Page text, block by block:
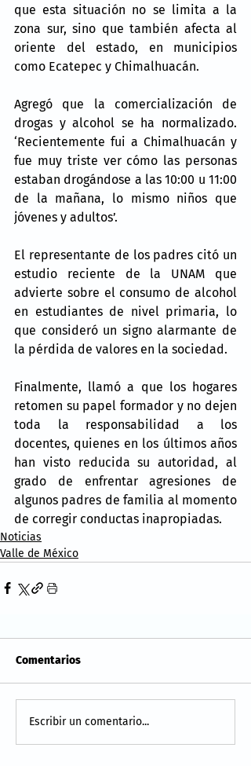
que esta situación no se limita a la
zona sur, sino que también afecta al
oriente del estado, en municipios
como Ecatepec y Chimalhuacán.
Agregó que la comercialización de
drogas y alcohol se ha normalizado.
‘Recientemente fui a Chimalhuacán y
fue muy triste ver cómo las personas
estaban drogándose a las 10:00 u 11:00
de la mañana, lo mismo niños que
jóvenes y adultos’.
El representante de los padres citó un
estudio reciente de la UNAM que
advierte sobre el consumo de alcohol
en estudiantes de nivel primaria, lo
que consideró un signo alarmante de
la pérdida de valores en la sociedad.
Finalmente, llamó a que los hogares
retomen su papel formador y no dejen
toda la responsabilidad a los
docentes, quienes en los últimos años
han visto reducida su autoridad, al
grado de enfrentar agresiones de
algunos padres de familia al momento
de corregir conductas inapropiadas.
Noticias
Valle de México
Comentarios
Escribir un comentario...